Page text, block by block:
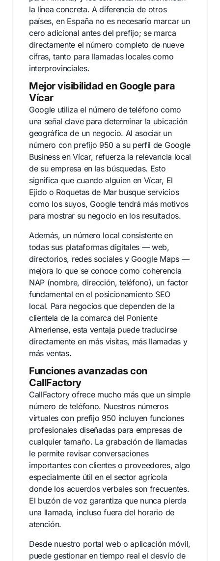
la línea concreta. A diferencia de otros
países, en España no es necesario marcar un
cero adicional antes del prefijo; se marca
directamente el número completo de nueve
cifras, tanto para llamadas locales como
interprovinciales.
Mejor visibilidad en Google para
Vícar
Google utiliza el número de teléfono como
una señal clave para determinar la ubicación
geográfica de un negocio. Al asociar un
número con prefijo 950 a su perfil de Google
Business en Vícar, refuerza la relevancia local
de su empresa en las búsquedas. Esto
significa que cuando alguien en Vícar, El
Ejido o Roquetas de Mar busque servicios
como los suyos, Google tendrá más motivos
para mostrar su negocio en los resultados.
Además, un número local consistente en
todas sus plataformas digitales — web,
directorios, redes sociales y Google Maps —
mejora lo que se conoce como coherencia
NAP (nombre, dirección, teléfono), un factor
fundamental en el posicionamiento SEO
local. Para negocios que dependen de la
clientela de la comarca del Poniente
Almeriense, esta ventaja puede traducirse
directamente en más visitas, más llamadas y
más ventas.
Funciones avanzadas con
CallFactory
CallFactory ofrece mucho más que un simple
número de teléfono. Nuestros números
virtuales con prefijo 950 incluyen funciones
profesionales diseñadas para empresas de
cualquier tamaño. La grabación de llamadas
le permite revisar conversaciones
importantes con clientes o proveedores, algo
especialmente útil en el sector agrícola
donde los acuerdos verbales son frecuentes.
El buzón de voz garantiza que nunca pierda
una llamada, incluso fuera del horario de
atención.
Desde nuestro portal web o aplicación móvil,
puede gestionar en tiempo real el desvío de